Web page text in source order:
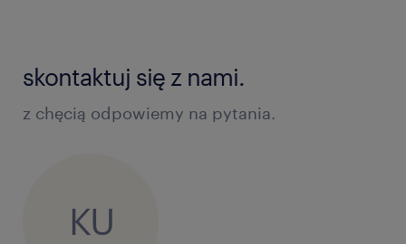
skontaktuj się z nami.
z chęcią odpowiemy na pytania.
KU